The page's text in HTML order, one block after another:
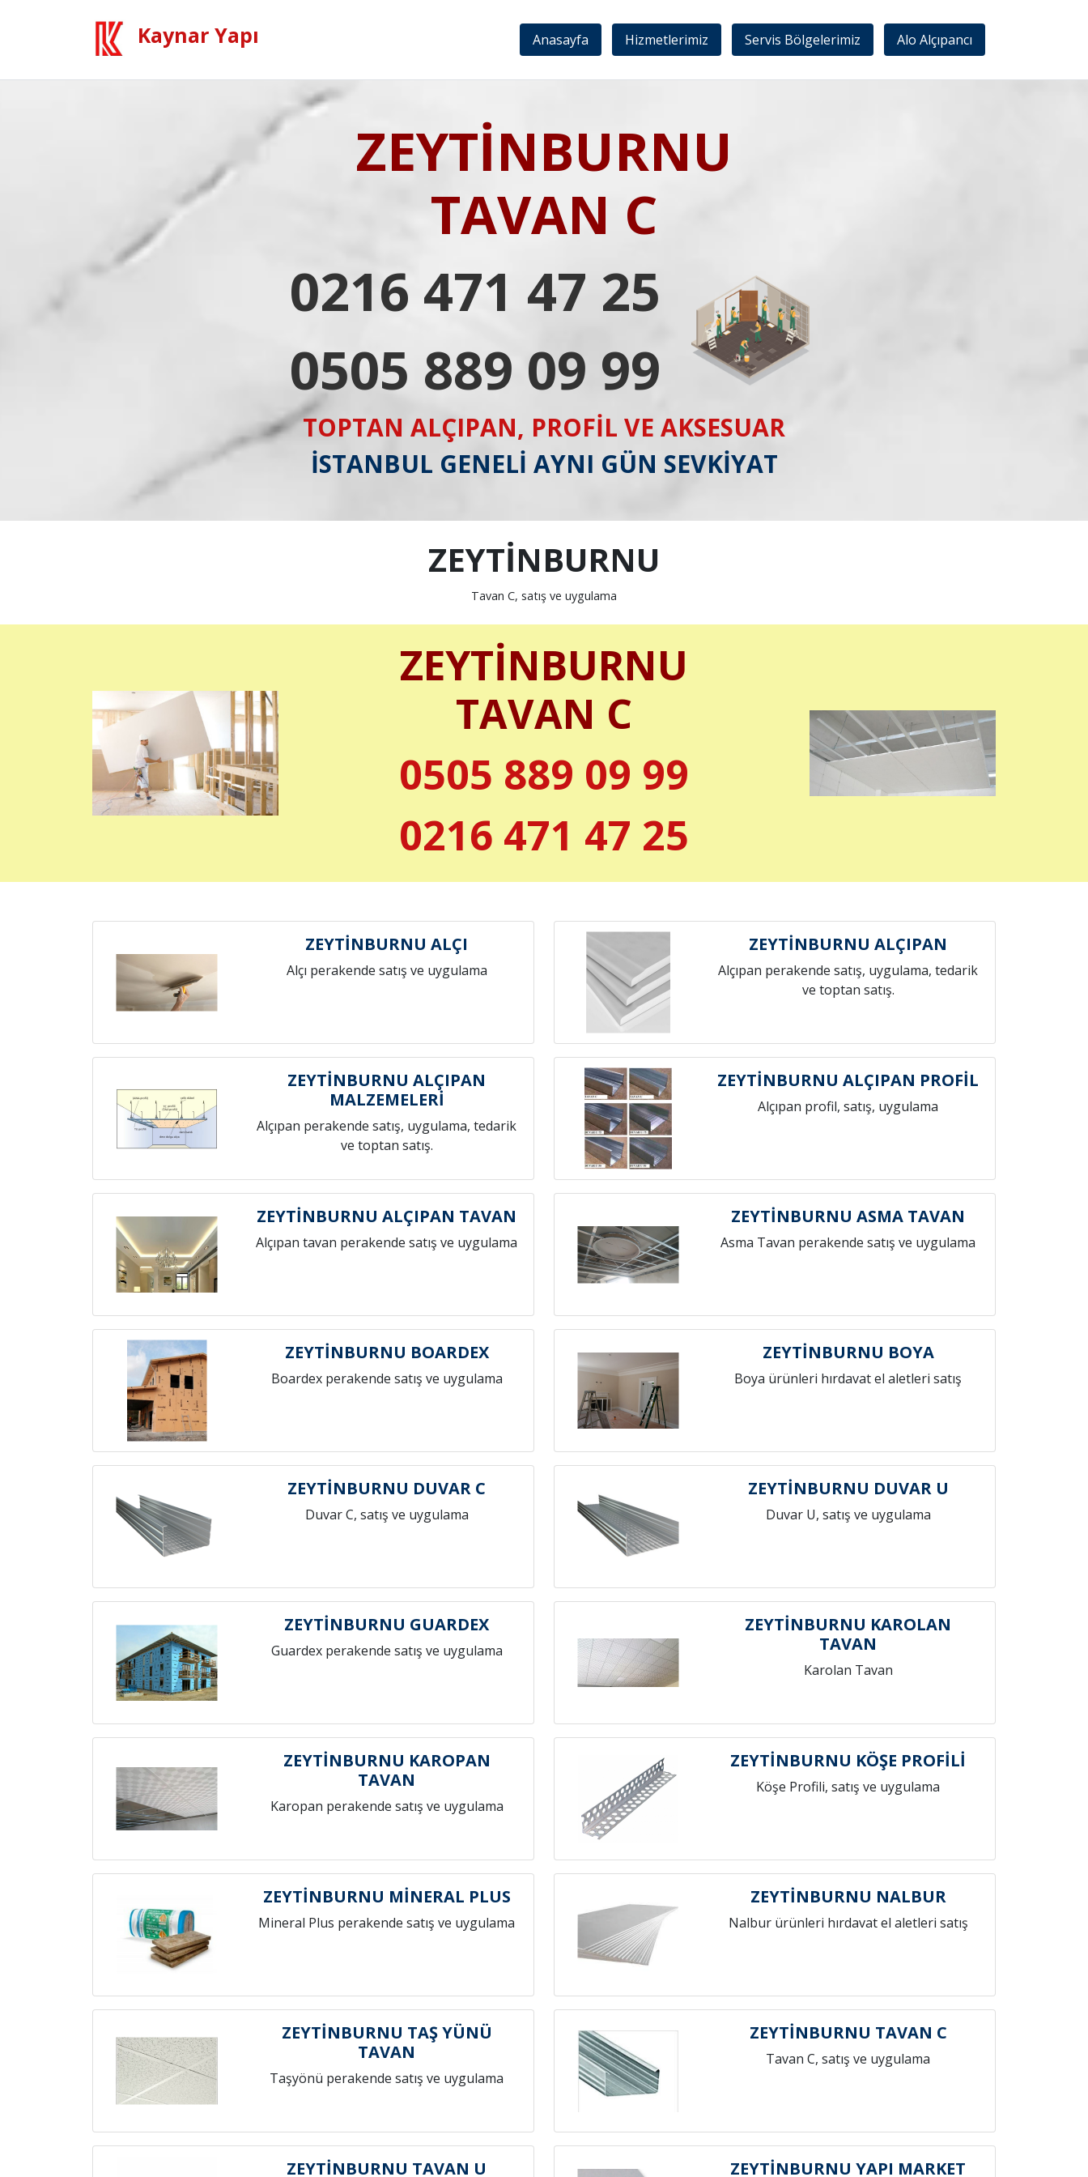
Kaynar Yapı Anasayfa Hizmetlerimiz Servis Bölgelerimiz Alo Alçıpancı
ZEYTİNBURNU
TAVAN C
0216 471 47 25
0505 889 09 99
TOPTAN ALÇIPAN, PROFİL VE AKSESUAR
İSTANBUL GENELİ AYNI GÜN SEVKİYAT
ZEYTİNBURNU
Tavan C, satış ve uygulama
ZEYTİNBURNU
TAVAN C
0505 889 09 99
0216 471 47 25
ZEYTİNBURNU ALÇI
Alçı perakende satış ve uygulama
ZEYTİNBURNU ALÇIPAN
Alçıpan perakende satış, uygulama, tedarik
ve toptan satış.
ZEYTİNBURNU ALÇIPAN
MALZEMELERİ
Alçıpan perakende satış, uygulama, tedarik
ve toptan satış.
ZEYTİNBURNU ALÇIPAN PROFİL
Alçıpan profil, satış, uygulama
ZEYTİNBURNU ALÇIPAN TAVAN
Alçıpan tavan perakende satış ve uygulama
ZEYTİNBURNU ASMA TAVAN
Asma Tavan perakende satış ve uygulama
ZEYTİNBURNU BOARDEX
Boardex perakende satış ve uygulama
ZEYTİNBURNU BOYA
Boya ürünleri hırdavat el aletleri satış
ZEYTİNBURNU DUVAR C
Duvar C, satış ve uygulama
ZEYTİNBURNU DUVAR U
Duvar U, satış ve uygulama
ZEYTİNBURNU GUARDEX
Guardex perakende satış ve uygulama
ZEYTİNBURNU KAROLAN
TAVAN
Karolan Tavan
ZEYTİNBURNU KAROPAN
TAVAN
Karopan perakende satış ve uygulama
ZEYTİNBURNU KÖŞE PROFİLİ
Köşe Profili, satış ve uygulama
ZEYTİNBURNU MİNERAL PLUS
Mineral Plus perakende satış ve uygulama
ZEYTİNBURNU NALBUR
Nalbur ürünleri hırdavat el aletleri satış
ZEYTİNBURNU TAŞ YÜNÜ
TAVAN
Taşyönü perakende satış ve uygulama
ZEYTİNBURNU TAVAN C
Tavan C, satış ve uygulama
ZEYTİNBURNU TAVAN U ZEYTİNBURNU YAPI MARKET